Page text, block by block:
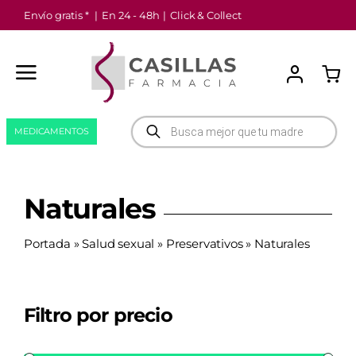
Saltar
al
Envío gratis * | En 24 - 48h | Click & Collect
Búsqueda
de
productos
MEDICAMENTOS
Naturales
Portada »Salud sexual » Preservativos» Naturales
Filtro por precio